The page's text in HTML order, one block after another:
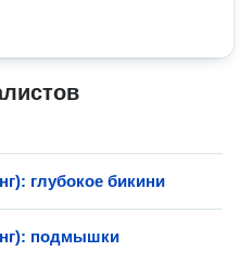
глубокое бикини
подмышки